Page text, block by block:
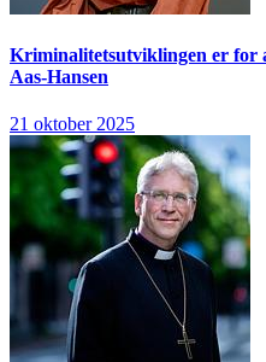
Kriminalitetsutviklingen er for
Aas-Hansen
21 oktober 2025